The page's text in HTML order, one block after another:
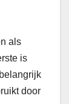
als
is
door